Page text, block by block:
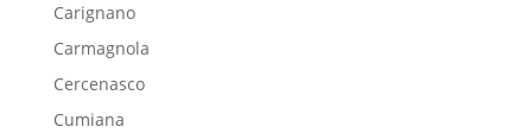
Carignano
Carmagnola
Cercenasco
Cumiana